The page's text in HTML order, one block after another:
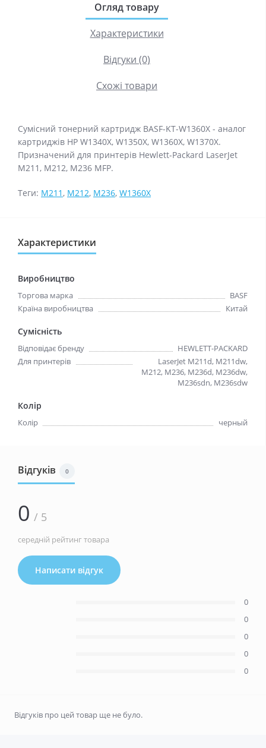
Огляд товару
Характеристики
Відгуки (0)
Схожі товари
Сумісний тонерний картридж BASF-KT-W1360X - аналог
картриджів HP W1340X, W1350X, W1360X, W1370X.
Призначений для принтерів Hewlett-Packard LaserJet
M211, M212, M236 MFP.
Теги: M211, M212, M236, W1360X
Характеристики
Виробництво
Торгова марка
BASF
Країна виробництва
Китай
Сумісність
Відповідає бренду
HEWLETT-PACKARD
Для принтерів
LaserJet M211d, M211dw,
M212, M236, M236d, M236dw,
M236sdn, M236sdw
Колір
Колір черный
Відгуків 0
0 / 5
середній рейтинг товара
Написати відгук
0
0
0
0
0
Відгуків про цей товар ще не було.